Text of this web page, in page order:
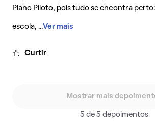
Plano Piloto, pois tudo se encontra
escola, ...Ver mais
Curtir
Mostrar mais
5 de 5 depoimentos